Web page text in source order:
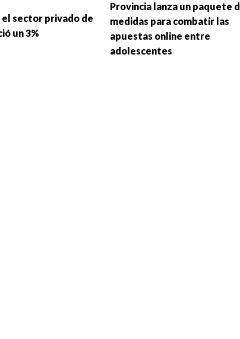
el sector privado de
un 3%
Provincia lanza un paquete
medidas para combatir las
apuestas online entre
adolescentes